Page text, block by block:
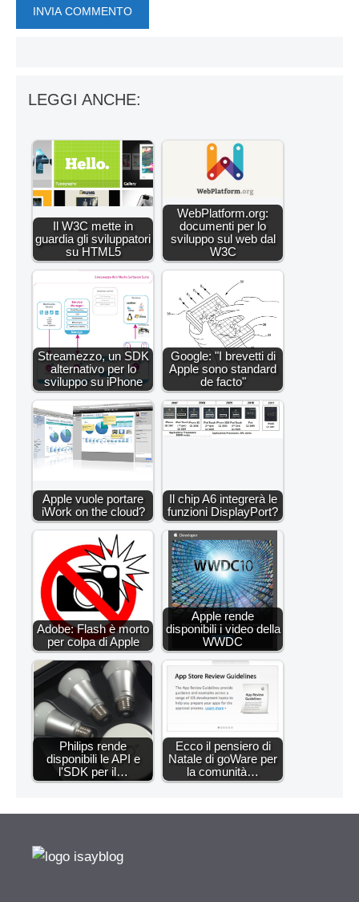
LEGGI ANCHE:
Il W3C mette in
guardia gli sviluppatori
su HTML5
WebPlatform.org:
documenti per lo
sviluppo sul web dal
W3C
Streamezzo, un SDK
alternativo per lo
sviluppo su iPhone
Google: "I brevetti di
Apple sono standard
de facto"
Apple vuole portare
iWork on the cloud?
Il chip A6 integrerà le
funzioni DisplayPort?
Adobe: Flash è morto
per colpa di Apple
Apple rende
disponibili i video della
WWDC
Philips rende
disponibili le API e
l'SDK per il…
Ecco il pensiero di
Natale di goWare per
la comunità…